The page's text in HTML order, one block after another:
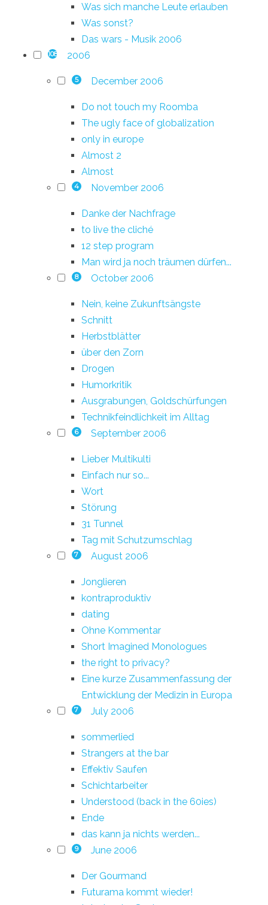
Was sich manche Leute erlauben
Was sonst?
Das wars - Musik 2006
108 2006
5 December 2006
Do not touch my Roomba
The ugly face of globalization
only in europe
Almost 2
Almost
4 November 2006
Danke der Nachfrage
to live the cliché
12 step program
Man wird ja noch träumen dürfen...
8 October 2006
Nein, keine Zukunftsängste
Schnitt
Herbstblätter
über den Zorn
Drogen
Humorkritik
Ausgrabungen, Goldschürfungen
Technikfeindlichkeit im Alltag
6 September 2006
Lieber Multikulti
Einfach nur so...
Wort
Störung
31 Tunnel
Tag mit Schutzumschlag
7 August 2006
Jonglieren
kontraproduktiv
dating
Ohne Kommentar
Short Imagined Monologues
the right to privacy?
Eine kurze Zusammenfassung der
Entwicklung der Medizin in Europa
7 July 2006
sommerlied
Strangers at the bar
Effektiv Saufen
Schichtarbeiter
Understood (back in the 60ies)
Ende
das kann ja nichts werden...
9 June 2006
Der Gourmand
Futurama kommt wieder!